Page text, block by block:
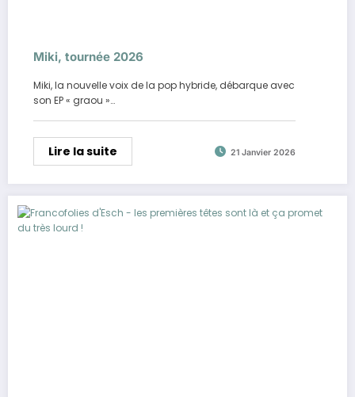
Miki, tournée 2026
Miki, la nouvelle voix de la pop hybride, débarque avec
son EP « graou »…
Lire la suite 21 Janvier 2026